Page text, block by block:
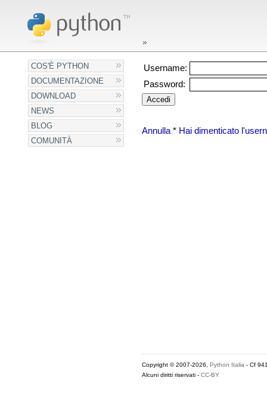
COS'È PYTHON
DOCUMENTAZIONE
DOWNLOAD
NEWS
BLOG
COMUNITÀ
Username:
Password:
Annulla* Hai dimenticato
Copyright © 2007-2026, Python Italia - Cf
Alcuni diritti riservati - CC-BY